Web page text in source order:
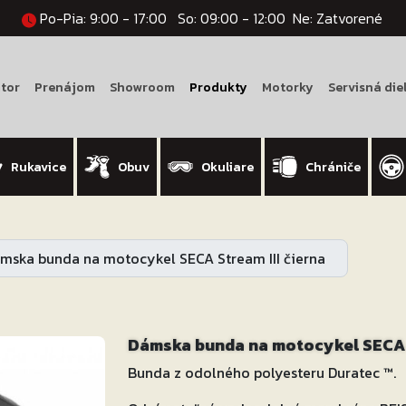
Po-Pia: 9:00 - 17:00 So: 09:00 - 12:00 Ne: Zatvorené
Prenájom Showroom Produkty Motorky Servisná
Rukavice Obuv Okuliare Chrániče
bunda na motocykel SECA Stream III čierna
Dámska bunda na motocykel
Bunda z odolného polyesteru Duratec ™.